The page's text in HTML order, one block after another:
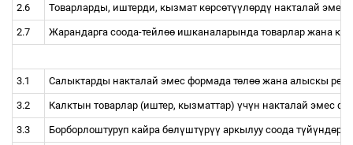
2.6 Товарларды, иштерди, кызмат көрсөтүүлөрдү накталай эмес
2.7 Жарандарга соода-тейлөө ишканаларында товарлар жана
3.1 Салыктарды накталай эмес формада төлөө жана алыскы
3.2 Калктын товарлар (иштер, кызматтар) үчүн накталай эмес
3.3 Борборлоштуруп кайра бөлүштүрүү аркылуу соода түйүндөр